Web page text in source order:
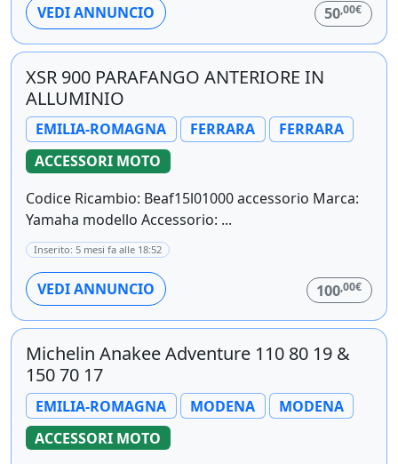
VEDI ANNUNCIO 50,00€
XSR 900 PARAFANGO ANTERIORE IN
ALLUMINIO
EMILIA-ROMAGNA FERRARA
FERRARA
ACCESSORI MOTO
Codice Ricambio: Beaf15l01000 accessorio Marca:
Yamaha modello Accessorio: ...
Inserito: 5 mesi fa alle 18:52
VEDI ANNUNCIO 100,00€
Michelin Anakee Adventure 110 80 19 &
150 70 17
EMILIA-ROMAGNA MODENA
MODENA
ACCESSORI MOTO